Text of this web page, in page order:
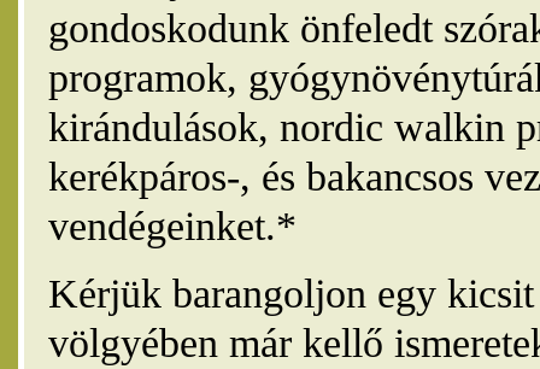
gondoskodunk önfeledt
programok,
kirándulások, nordic walkin
kerékpáros-, és bakancsos
vendégeinket.*
Kérjük barangoljon egy
völgyében már kellő